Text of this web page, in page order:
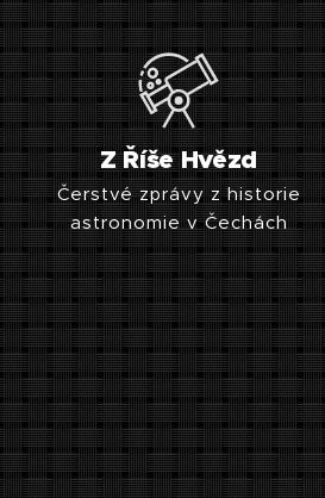
Z Říše Hvězd
Čerstvé zprávy z historie
astronomie v Čechách